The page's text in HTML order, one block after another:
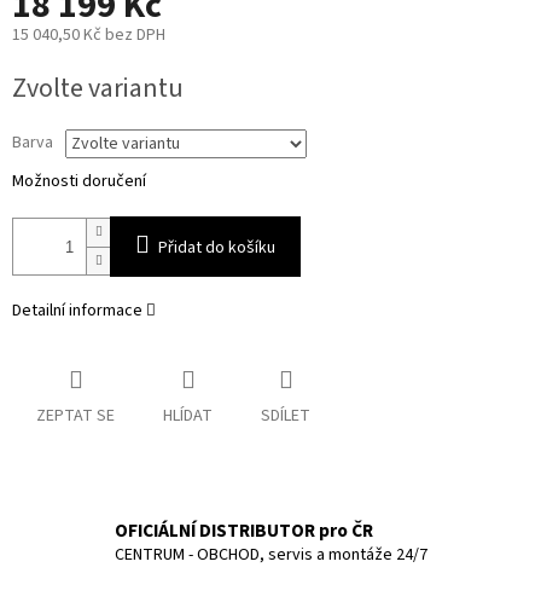
15 040,50 Kč bez DPH
cena:
Zvolte variantu
Barva
Možnosti doručení
Přidat do košíku
Detailní informace
ZEPTAT SE HLÍDAT SDÍLET
OFICIÁLNÍ DISTRIBUTOR pro ČR
CENTRUM - OBCHOD, servis a montáže 24/7